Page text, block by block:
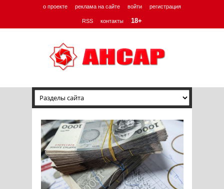
о проекте реклама на сайте войти регистрация
RSS контакты 18+